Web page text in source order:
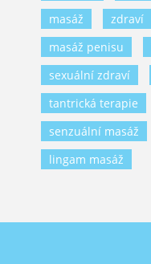
masáž
zdraví
masáž penisu
sexuální zdraví
tantrická terapie
senzuální masáž
lingam masáž